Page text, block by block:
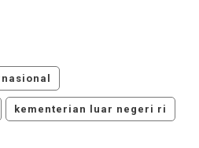
kementerian luar negeri ri